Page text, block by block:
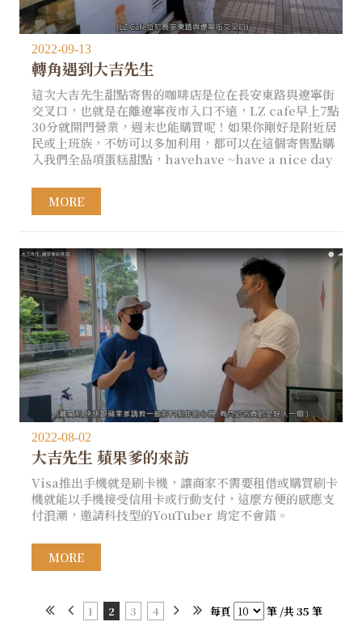
2022-09-13
轉角遇到大吉先生
這次大吉先生甜點寄售的咖啡店是位在長安東路與遼寧街
交叉口，也就是在離遼寧夜市入口不遠，LZ cafe早上7點
30分就開門營業，週末也能購買呢！如果你剛好是附近居
民或上班族，不妨可以多加利用，都可以在這個寄售點購
入我們全品項蛋糕甜點，havehave ~have a nice day
MORE
2022-08-02
大吉先生 蘋果爹的來訪
Visa推出手機就是刷卡機，讓商家不需要租借或購買刷卡
機就能以手機接受信用卡或行動支付，這麼方便的感應支
付浪潮，邀請科技型的YouTuber 肯定不會錯。​
MORE
1 2 3 4 每頁 筆 /共 35 筆